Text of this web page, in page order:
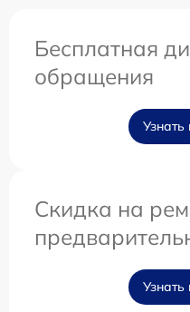
Бесплатная
обращения
Узнать
Скидка на
Узнать